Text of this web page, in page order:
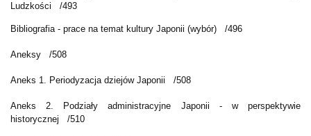
Ludzkości /493
Bibliografia - prace na temat kultury Japonii (wybór) /496
Aneksy /508
Aneks 1. Periodyzacja dziejów Japonii /508
Aneks 2. Podziały administracyjne Japonii - w perspektywie
historycznej /510